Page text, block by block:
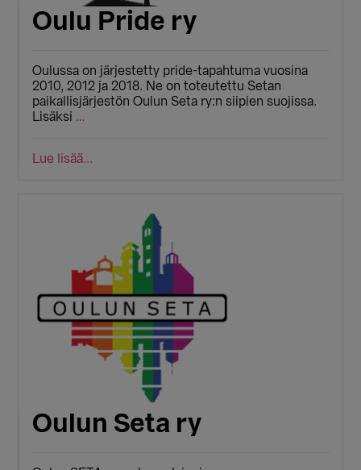
Oulu Pride ry
Oulussa on järjestetty pride-tapahtuma vuosina
2010, 2012 ja 2018. Ne on toteutettu Setan
paikallisjärjestön Oulun Seta ry:n siipien suojissa.
Lisäksi …
Lue lisää...
Oulun Seta ry